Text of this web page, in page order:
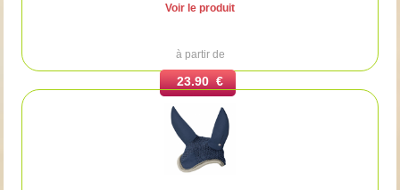
Voir le produit
à partir de
23.90 €